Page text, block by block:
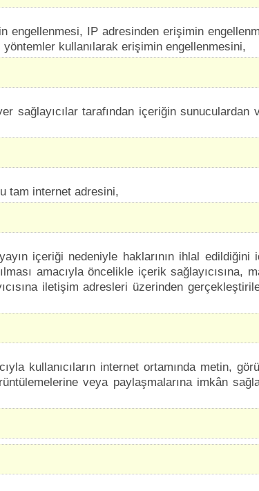
engellenmesi, IP adresinden erişimin
kullanılarak erişimin engellenmesini,
sağlayıcılar tarafından içeriğin sunuculardan
tam internet adresini,
içeriği nedeniyle haklarının ihlal edildiğini
amacıyla öncelikle içerik sağlayıcısına,
iletişim adresleri üzerinden
kullanıcıların internet ortamında metin,
veya paylaşmalarına imkân